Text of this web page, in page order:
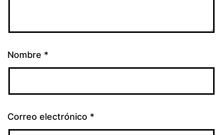
Nombre *
Correo electrónico *